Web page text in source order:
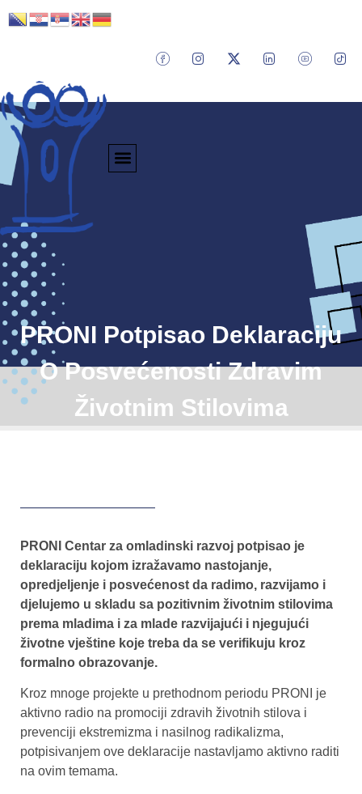
PRONI Potpisao Deklaraciju
O Posvećenosti Zdravim
Životnim Stilovima
PRONI Centar za omladinski razvoj potpisao je
deklaraciju kojom izražavamo nastojanje,
opredjeljenje i posvećenost da radimo, razvijamo i
djelujemo u skladu sa pozitivnim životnim stilovima
prema mladima i za mlade razvijajući i njegujući
životne vještine koje treba da se verifikuju kroz
formalno obrazovanje.
Kroz mnoge projekte u prethodnom periodu PRONI je
aktivno radio na promociji zdravih životnih stilova i
prevenciji ekstremizma i nasilnog radikalizma,
potpisivanjem ove deklaracije nastavljamo aktivno raditi
na ovim temama.